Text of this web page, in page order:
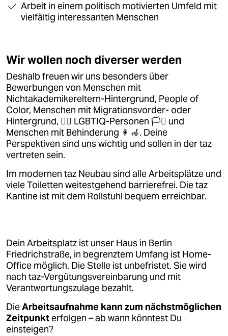
Arbeit in einem politisch motivierten Umfeld mit
vielfältig interessanten Menschen
Wir wollen noch diverser werden
Deshalb freuen wir uns besonders über
Bewerbungen von Menschen mit
Nichtakademikereltern-Hintergrund, People of
Color, Menschen mit Migrationsvorder- oder
Hintergrund, 🏳️‍🌈 LGBTIQ-Personen 🏳️‍⚧️ und
Menschen mit Behinderung 👩‍🦽. Deine
Perspektiven sind uns wichtig und sollen in der taz
vertreten sein.
Im modernen taz Neubau sind alle Arbeitsplätze und
viele Toiletten weitestgehend barrierefrei. Die taz
Kantine ist mit dem Rollstuhl bequem erreichbar.
Dein Arbeitsplatz ist unser Haus in Berlin
Friedrichstraße, in begrenztem Umfang ist Home-
Office möglich. Die Stelle ist unbefristet. Sie wird
nach taz-Vergütungsvereinbarung und mit
Verantwortungszulage bezahlt.
DieArbeitsaufnahme kann zum nächstmöglichen
Zeitpunkterfolgen – ab wann könntest Du
einsteigen?